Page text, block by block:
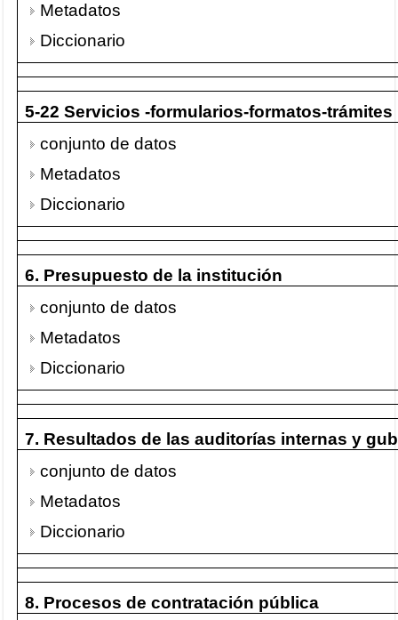
Metadatos
Diccionario
5-22 Servicios -formularios-formatos-trámites
conjunto de datos
Metadatos
Diccionario
6. Presupuesto de la institución
conjunto de datos
Metadatos
Diccionario
7. Resultados de las auditorías internas y
conjunto de datos
Metadatos
Diccionario
8. Procesos de contratación pública